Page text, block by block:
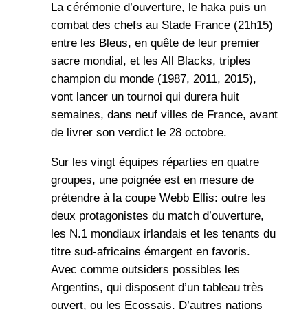
La cérémonie d’ouverture, le haka puis un
combat des chefs au Stade France (21h15)
entre les Bleus, en quête de leur premier
sacre mondial, et les All Blacks, triples
champion du monde (1987, 2011, 2015),
vont lancer un tournoi qui durera huit
semaines, dans neuf villes de France, avant
de livrer son verdict le 28 octobre.
Sur les vingt équipes réparties en quatre
groupes, une poignée est en mesure de
prétendre à la coupe Webb Ellis: outre les
deux protagonistes du match d’ouverture,
les N.1 mondiaux irlandais et les tenants du
titre sud-africains émargent en favoris.
Avec comme outsiders possibles les
Argentins, qui disposent d’un tableau très
ouvert, ou les Ecossais. D’autres nations